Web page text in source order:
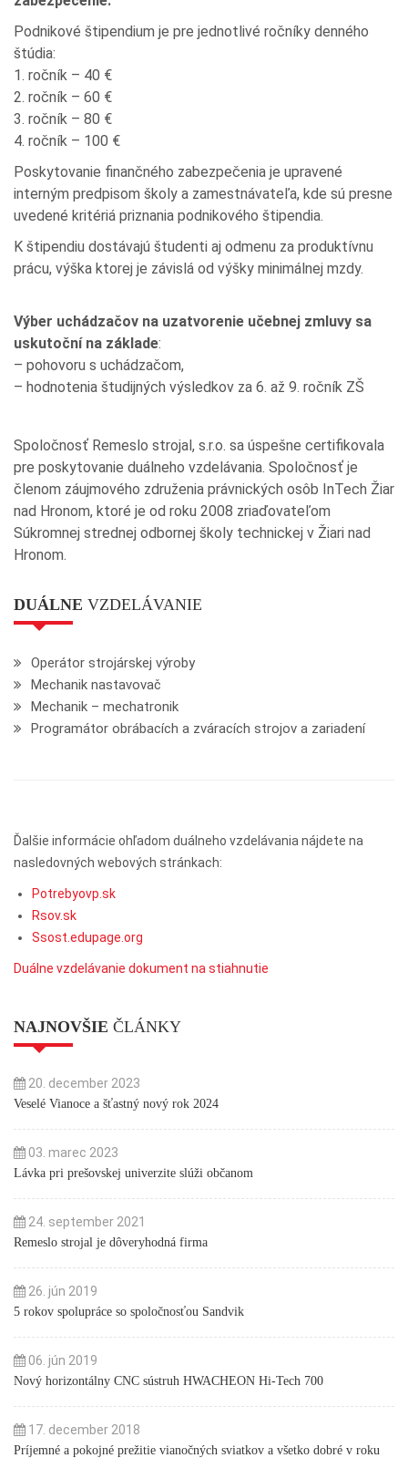
Podnikové štipendium je pre jednotlivé ročníky denného
štúdia:
1. ročník – 40 €
2. ročník – 60 €
3. ročník – 80 €
4. ročník – 100 €
Poskytovanie finančného zabezpečenia je upravené
interným predpisom školy a zamestnávateľa, kde sú presne
uvedené kritériá priznania podnikového štipendia.
K štipendiu dostávajú študenti aj odmenu za produktívnu
prácu, výška ktorej je závislá od výšky minimálnej mzdy.
Výber uchádzačov na uzatvorenie učebnej zmluvy sa
uskutoční na základe:
– pohovoru s uchádzačom,
– hodnotenia študijných výsledkov za 6. až 9. ročník ZŠ
Spoločnosť Remeslo strojal, s.r.o. sa úspešne certifikovala
pre poskytovanie duálneho vzdelávania. Spoločnosť je
členom záujmového združenia právnických osôb InTech Žiar
nad Hronom, ktoré je od roku 2008 zriaďovateľom
Súkromnej strednej odbornej školy technickej v Žiari nad
Hronom.
DUÁLNE VZDELÁVANIE
Operátor strojárskej výroby
Mechanik nastavovač
Mechanik – mechatronik
Programátor obrábacích a zváracích strojov a zariadení
Ďalšie informácie ohľadom duálneho vzdelávania nájdete na
nasledovných webových stránkach:
Potrebyovp.sk
Rsov.sk
Ssost.edupage.org
Duálne vzdelávanie dokument na stiahnutie
NAJNOVŠIE ČLÁNKY
20. december 2023
Veselé Vianoce a šťastný nový rok 2024
03. marec 2023
Lávka pri prešovskej univerzite slúži občanom
24. september 2021
Remeslo strojal je dôveryhodná firma
26. jún 2019
5 rokov spolupráce so spoločnosťou Sandvik
06. jún 2019
Nový horizontálny CNC sústruh HWACHEON Hi-Tech 700
17. december 2018
Príjemné a pokojné prežitie vianočných sviatkov a všetko dobré v roku